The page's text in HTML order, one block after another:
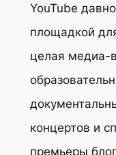
YouTube
площадкой
целая медиа-
концертов и
премьеры